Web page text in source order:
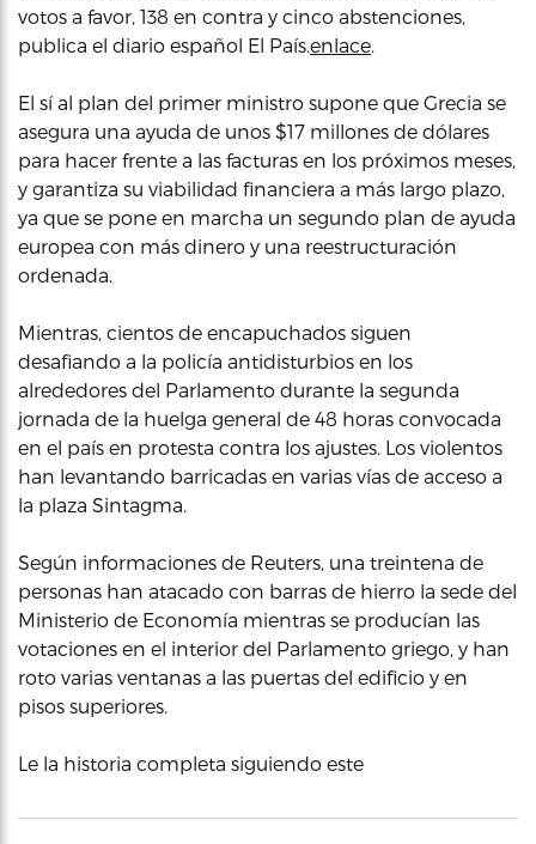
votos a favor, 138 en contra y cinco abstenciones,
publica el diario español El País.enlace
El sí al plan del primer ministro supone que Grecia se
asegura una ayuda de unos $17 millones de dólares
para hacer frente a las facturas en los próximos meses,
y garantiza su viabilidad financiera a más largo plazo,
ya que se pone en marcha un segundo plan de ayuda
europea con más dinero y una reestructuración
ordenada.
Mientras, cientos de encapuchados siguen
desafiando a la policía antidisturbios en los
alrededores del Parlamento durante la segunda
jornada de la huelga general de 48 horas convocada
en el país en protesta contra los ajustes. Los violentos
han levantando barricadas en varias vías de acceso a
la plaza Sintagma.
Según informaciones de Reuters, una treintena de
personas han atacado con barras de hierro la sede del
Ministerio de Economía mientras se producían las
votaciones en el interior del Parlamento griego, y han
roto varias ventanas a las puertas del edificio y en
pisos superiores.
Le la historia completa siguiendo este